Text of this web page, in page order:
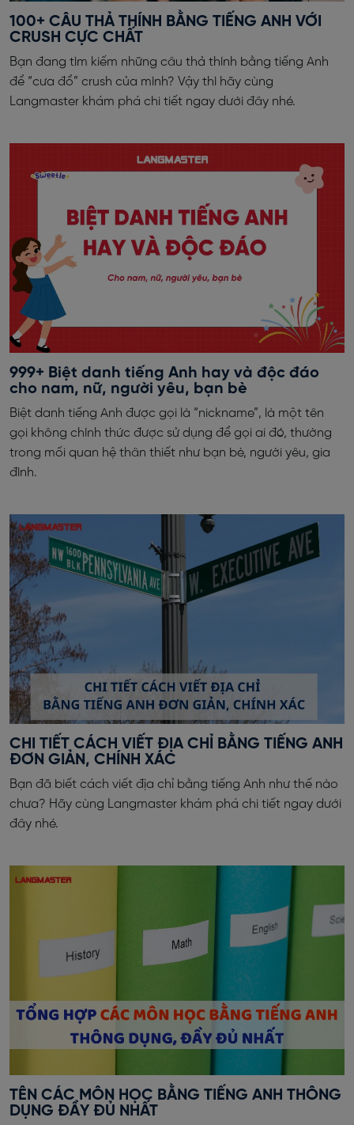
100+ CÂU THẢ THÍNH BẰNG TIẾNG ANH VỚI
CRUSH CỰC CHẤT
Bạn đang tìm kiếm những câu thả thính bằng tiếng Anh
để “cưa đổ” crush của mình? Vậy thì hãy cùng
Langmaster khám phá chi tiết ngay dưới đây nhé.
999+ Biệt danh tiếng Anh hay và độc đáo
cho nam, nữ, người yêu, bạn bè
Biệt danh tiếng Anh được gọi là “nickname”, là một tên
gọi không chính thức được sử dụng để gọi ai đó, thường
trong mối quan hệ thân thiết như bạn bè, người yêu, gia
đình.
CHI TIẾT CÁCH VIẾT ĐỊA CHỈ BẰNG TIẾNG ANH
ĐƠN GIẢN, CHÍNH XÁC
Bạn đã biết cách viết địa chỉ bằng tiếng Anh như thế nào
chưa? Hãy cùng Langmaster khám phá chi tiết ngay dưới
đây nhé.
TÊN CÁC MÔN HỌC BẰNG TIẾNG ANH THÔNG
DỤNG ĐẦY ĐỦ NHẤT